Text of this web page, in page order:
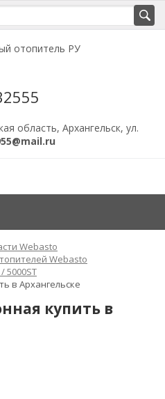
область, Архангельск, ул.
Webasto
Webasto
5000ST
в Архангельске
купить в